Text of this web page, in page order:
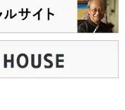
運営母体である積水ハ
もたちに美術・芸術の
しい可能性の発掘と、
機会となることを願っ